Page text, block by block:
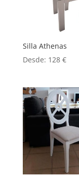
Silla Athenas
Desde: 128 €